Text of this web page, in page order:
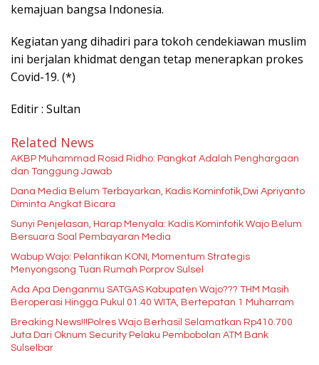
kemajuan bangsa Indonesia.
Kegiatan yang dihadiri para tokoh cendekiawan muslim
ini berjalan khidmat dengan tetap menerapkan prokes
Covid-19. (*)
Editir : Sultan
Related News
AKBP Muhammad Rosid Ridho: Pangkat Adalah Penghargaan
dan Tanggung Jawab
Dana Media Belum Terbayarkan, Kadis Kominfotik,Dwi Apriyanto
Diminta Angkat Bicara
Sunyi Penjelasan, Harap Menyala: Kadis Kominfotik Wajo Belum
Bersuara Soal Pembayaran Media
Wabup Wajo: Pelantikan KONI, Momentum Strategis
Menyongsong Tuan Rumah Porprov Sulsel
Ada Apa Denganmu SATGAS Kabupaten Wajo??? THM Masih
Beroperasi Hingga Pukul 01.40 WITA, Bertepatan 1 Muharram
Breaking News!!!Polres Wajo Berhasil Selamatkan Rp410.700
Juta Dari Oknum Security Pelaku Pembobolan ATM Bank
Sulselbar